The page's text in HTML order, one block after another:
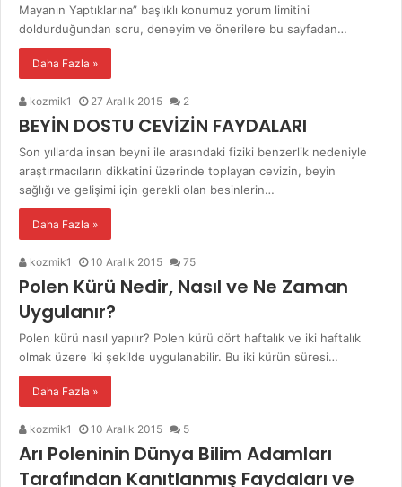
Mayanın Yaptıklarına” başlıklı konumuz yorum limitini
doldurduğundan soru, deneyim ve önerilere bu sayfadan…
Daha Fazla »
kozmik1 27 Aralık 2015 2
BEYİN DOSTU CEVİZİN FAYDALARI
Son yıllarda insan beyni ile arasındaki fiziki benzerlik nedeniyle
araştırmacıların dikkatini üzerinde toplayan cevizin, beyin
sağlığı ve gelişimi için gerekli olan besinlerin…
Daha Fazla »
kozmik1 10 Aralık 2015 75
Polen Kürü Nedir, Nasıl ve Ne Zaman
Uygulanır?
Polen kürü nasıl yapılır? Polen kürü dört haftalık ve iki haftalık
olmak üzere iki şekilde uygulanabilir. Bu iki kürün süresi…
Daha Fazla »
kozmik1 10 Aralık 2015 5
Arı Poleninin Dünya Bilim Adamları
Tarafından Kanıtlanmış Faydaları ve